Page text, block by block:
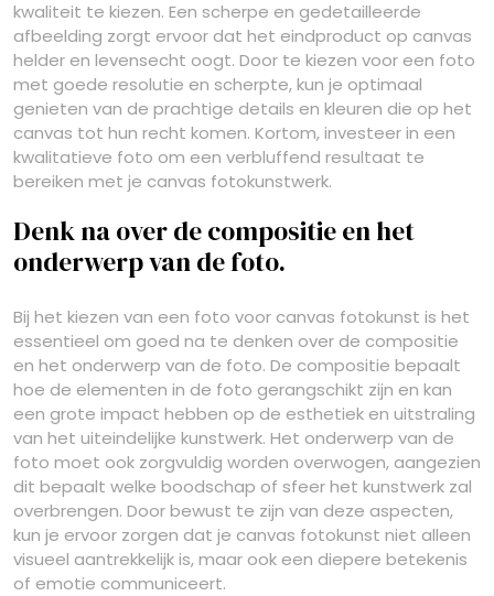
kwaliteit te kiezen. Een scherpe en gedetailleerde
afbeelding zorgt ervoor dat het eindproduct op canvas
helder en levensecht oogt. Door te kiezen voor een foto
met goede resolutie en scherpte, kun je optimaal
genieten van de prachtige details en kleuren die op het
canvas tot hun recht komen. Kortom, investeer in een
kwalitatieve foto om een verbluffend resultaat te
bereiken met je canvas fotokunstwerk.
Denk na over de compositie en het
onderwerp van de foto.
Bij het kiezen van een foto voor canvas fotokunst is het
essentieel om goed na te denken over de compositie
en het onderwerp van de foto. De compositie bepaalt
hoe de elementen in de foto gerangschikt zijn en kan
een grote impact hebben op de esthetiek en uitstraling
van het uiteindelijke kunstwerk. Het onderwerp van de
foto moet ook zorgvuldig worden overwogen, aangezien
dit bepaalt welke boodschap of sfeer het kunstwerk zal
overbrengen. Door bewust te zijn van deze aspecten,
kun je ervoor zorgen dat je canvas fotokunst niet alleen
visueel aantrekkelijk is, maar ook een diepere betekenis
of emotie communiceert.